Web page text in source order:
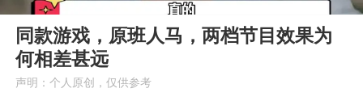
同款游戏，原班人马，两档节目效果为
何相差甚远
声明：个人原创，仅供参考